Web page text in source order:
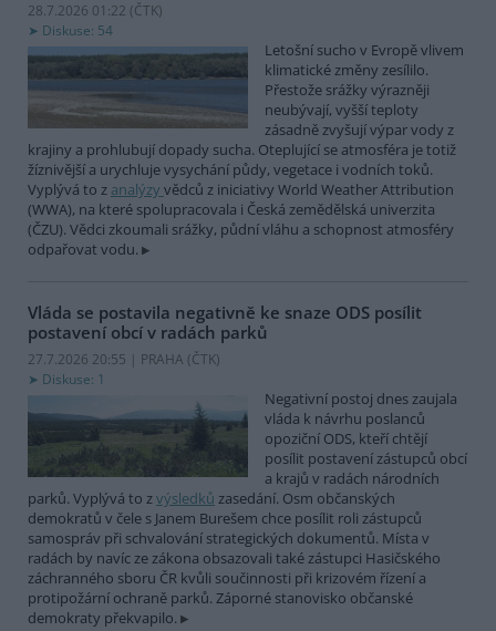
28.7.2026 01:22 (ČTK)
Diskuse: 54
Letošní sucho v Evropě vlivem
klimatické změny zesílilo.
Přestože srážky výrazněji
neubývají, vyšší teploty
zásadně zvyšují výpar vody z
krajiny a prohlubují dopady sucha. Oteplující se atmosféra je totiž
žíznivější a urychluje vysychání půdy, vegetace i vodních toků.
Vyplývá to z analýzy vědců z iniciativy World Weather Attribution
(WWA), na které spolupracovala i Česká zemědělská univerzita
(ČZU). Vědci zkoumali srážky, půdní vláhu a schopnost atmosféry
odpařovat vodu.
Vláda se postavila negativně ke snaze ODS posílit
postavení obcí v radách parků
27.7.2026 20:55 | PRAHA (ČTK)
Diskuse: 1
Negativní postoj dnes zaujala
vláda k návrhu poslanců
opoziční ODS, kteří chtějí
posílit postavení zástupců obcí
a krajů v radách národních
parků. Vyplývá to zvýsledků zasedání. Osm občanských
demokratů v čele s Janem Burešem chce posílit roli zástupců
samospráv při schvalování strategických dokumentů. Místa v
radách by navíc ze zákona obsazovali také zástupci Hasičského
záchranného sboru ČR kvůli součinnosti při krizovém řízení a
protipožární ochraně parků. Záporné stanovisko občanské
demokraty překvapilo.